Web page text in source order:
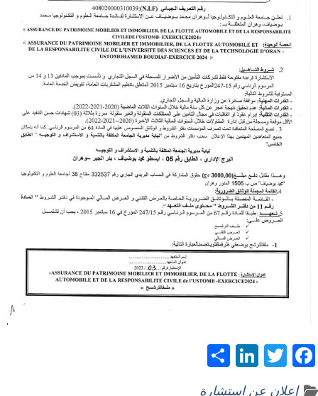
F
ac
T
w
Li
n
S
h
إعلان عن استشارة